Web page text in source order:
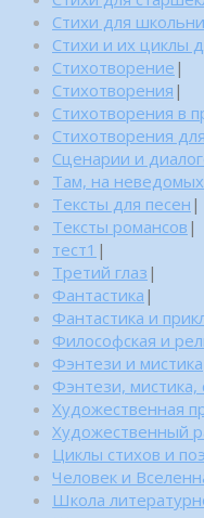
Стихи для
Стихи и их циклы
Стихотворение |
Стихотворения |
Стихотворения в
Стихотворения
Сценарии и
Там, на
Тексты для песен |
Тексты романсов |
тест1 |
Третий глаз |
Фантастика |
Фантастика и
Философская и
Фэнтези и мистика
Фэнтези, мистика,
Художественная
Художественный
Циклы стихов и
Человек и
Школа